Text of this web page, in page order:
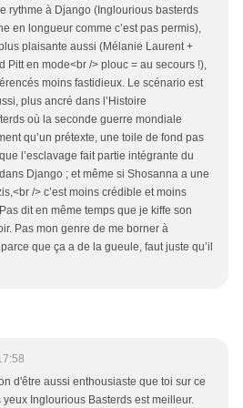
rythme à Django (Inglourious basterds
en longueur comme c’est pas permis),
plaisante aussi (Mélanie Laurent +
Pitt en mode<br /> plouc = au secours !),
moins fastidieux. Le scénario est
plus ancré dans l’Histoire
où la seconde guerre mondiale
qu’un prétexte, une toile de fond pas
l’esclavage fait partie intégrante du
Django ; et même si Shosanna a une
/> c’est moins crédible et moins
dit en même temps que je kiffe son
Pas mon genre de me borner à
que ça a de la gueule, faut juste qu’il
d'être aussi enthousiaste que toi sur ce
yeux Inglourious Basterds est meilleur.